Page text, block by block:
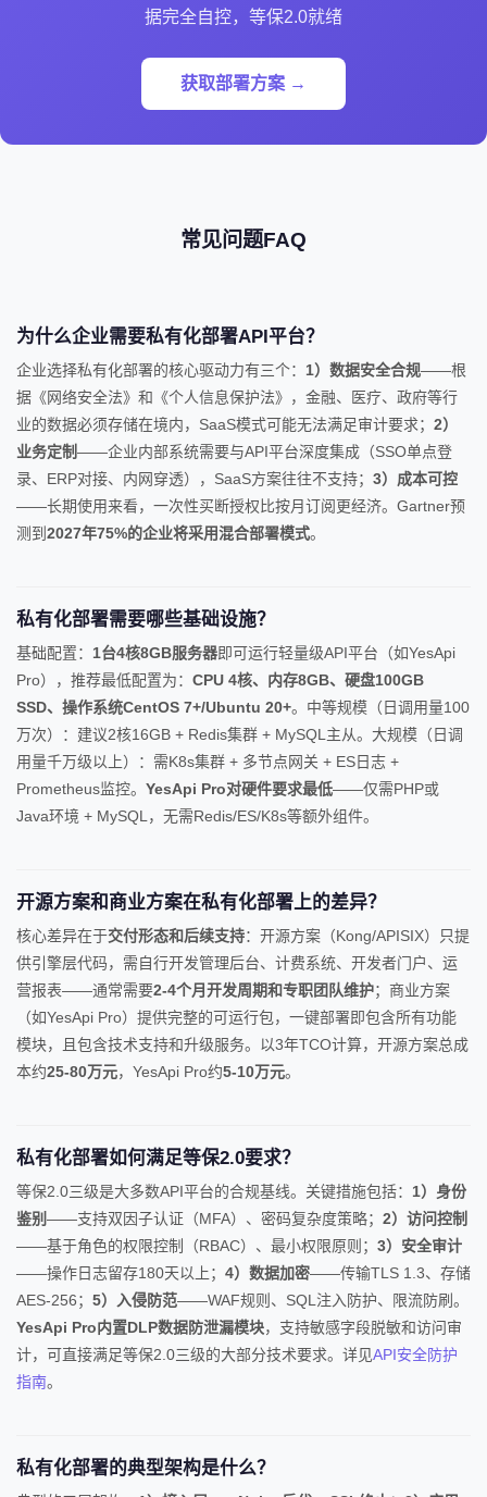
据完全自控，等保2.0就绪
获取部署方案 →
常见问题FAQ
为什么企业需要私有化部署API平台？
企业选择私有化部署的核心驱动力有三个： 1）数据安全合规——根
据《网络安全法》和《个人信息保护法》，金融、医疗、政府等行
业的数据必须存储在境内，SaaS模式可能无法满足审计要求； 2）
业务定制——企业内部系统需要与API平台深度集成（SSO单点登
录、ERP对接、内网穿透），SaaS方案往往不支持； 3）成本可控
——长期使用来看，一次性买断授权比按月订阅更经济。Gartner预
测到 2027年75%的企业将采用混合部署模式。
私有化部署需要哪些基础设施？
基础配置： 1台4核8GB服务器即可运行轻量级API平台（如YesApi
Pro），推荐最低配置为： CPU 4核、内存8GB、硬盘100GB
SSD、操作系统CentOS 7+/Ubuntu 20+。中等规模（日调用量100
万次）：建议2核16GB + Redis集群 + MySQL主从。大规模（日调
用量千万级以上）：需K8s集群 + 多节点网关 + ES日志 +
Prometheus监控。 YesApi Pro对硬件要求最低——仅需PHP或
Java环境 + MySQL，无需Redis/ES/K8s等额外组件。
开源方案和商业方案在私有化部署上的差异？
核心差异在于交付形态和后续支持：开源方案（Kong/APISIX）只提
供引擎层代码，需自行开发管理后台、计费系统、开发者门户、运
营报表——通常需要2-4个月开发周期和专职团队维护；商业方案
（如YesApi Pro）提供完整的可运行包，一键部署即包含所有功能
模块，且包含技术支持和升级服务。以3年TCO计算，开源方案总成
本约25-80万元，YesApi Pro约5-10万元。
私有化部署如何满足等保2.0要求？
等保2.0三级是大多数API平台的合规基线。关键措施包括： 1）身份
鉴别——支持双因子认证（MFA）、密码复杂度策略； 2）访问控制
——基于角色的权限控制（RBAC）、最小权限原则； 3）安全审计
——操作日志留存180天以上； 4）数据加密——传输TLS 1.3、存储
AES-256； 5）入侵防范——WAF规则、SQL注入防护、限流防刷。
YesApi Pro内置DLP数据防泄漏模块，支持敏感字段脱敏和访问审
计，可直接满足等保2.0三级的大部分技术要求。详见API安全防护
指南。
私有化部署的典型架构是什么？